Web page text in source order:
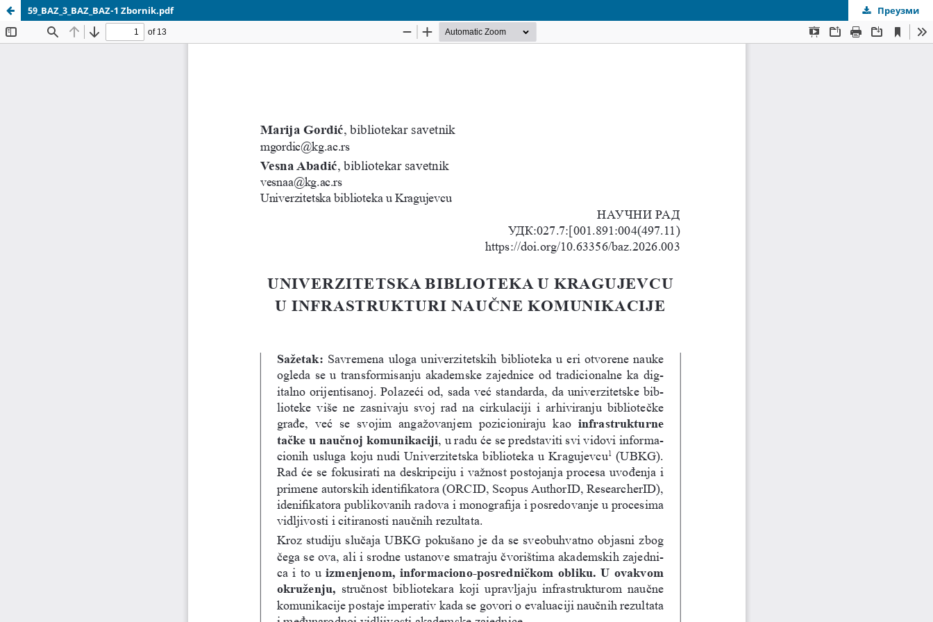
59_BAZ_3_BAZ_BAZ-1 Zbornik.pdf Преузми